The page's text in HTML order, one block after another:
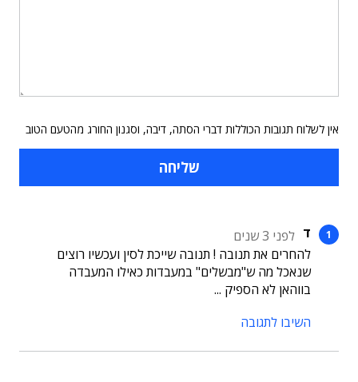
אין לשלוח תגובות הכוללות דברי הסתה, דיבה, וסגנון החורג מהטעם הטוב
ד לפני 3 שנים
להחרים את תנובה ! תנובה שייכת לסין ועכשיו רוצים
שנאכל מה ש"מבשלים" במעבדות כאילו המעבדה
בווהאן לא הספיק ...
השיבו לתגובה